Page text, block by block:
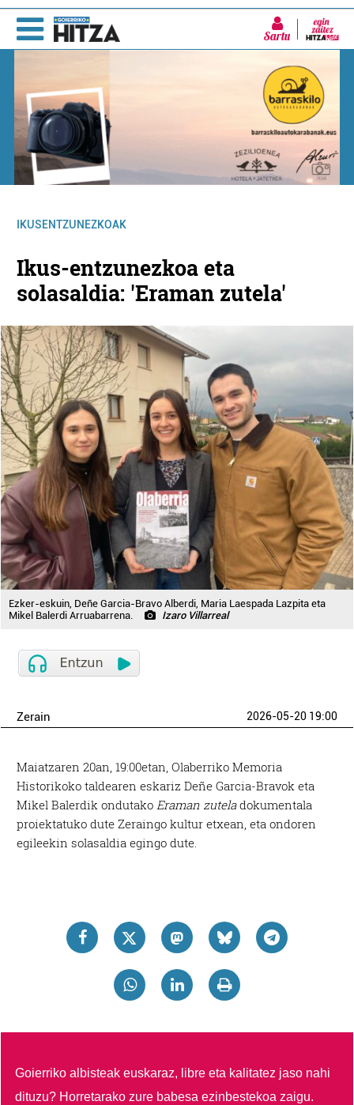
Sartu
IKUSENTZUNEZKOAK
Ikus-entzunezkoa eta
solasaldia: 'Eraman zutela'
Ezker-eskuin, Deñe Garcia-Bravo Alberdi, Maria Laespada Lazpita eta
Mikel Balerdi Arruabarrena.
Izaro Villarreal
Zerain 2026-05-20 19:00
Maiatzaren 20an, 19:00etan, Olaberriko Memoria
Historikoko taldearen eskariz Deñe Garcia-Bravok eta
Mikel Balerdik ondutakoEraman zuteladokumentala
proiektatuko dute Zeraingo kultur etxean, eta ondoren
egileekin solasaldia egingo dute.
Goierriko albisteak euskaraz, libre eta kalitatez jaso nahi
dituzu? Horretarako zure babesa ezinbestekoa zaigu.